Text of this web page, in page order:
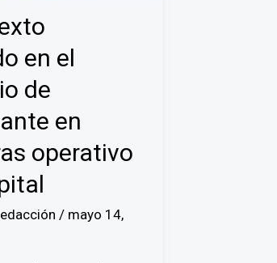
en el
de
en
operativo
/ mayo 14,